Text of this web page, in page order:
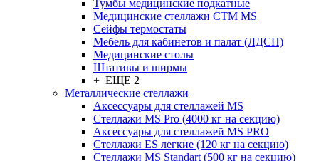
Тумбы медицинские подкатные
Медицинские стеллажи CTM MS
Сейфы термостаты
Мебель для кабинетов и палат (ЛДСП)
Медицинские столы
Штативы и ширмы
+ ЕЩЕ 2
Металлические стеллажи
Аксессуары для стеллажей MS
Стеллажи MS Pro (4000 кг на секцию)
Аксессуары для стеллажей MS PRO
Стеллажи ES легкие (120 кг на секцию)
Стеллажи MS Standart (500 кг на секцию)